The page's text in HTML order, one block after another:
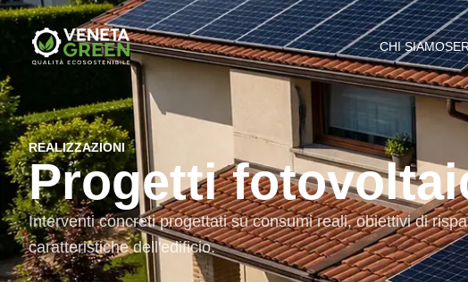
CHI SIAMO
REALIZZAZIONI
Progetti
Interventi concreti progettati su consumi reali, obiettivi di
caratteristiche dell'edificio.